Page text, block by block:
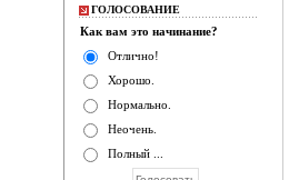
ГОЛОСОВАНИЕ
Как вам это начинание?
Отлично!
Хорошо.
Нормально.
Неочень.
Полный ...